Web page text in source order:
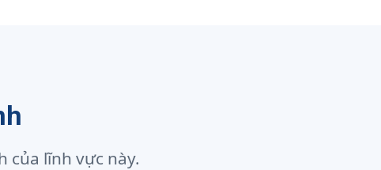
của lĩnh vực này.